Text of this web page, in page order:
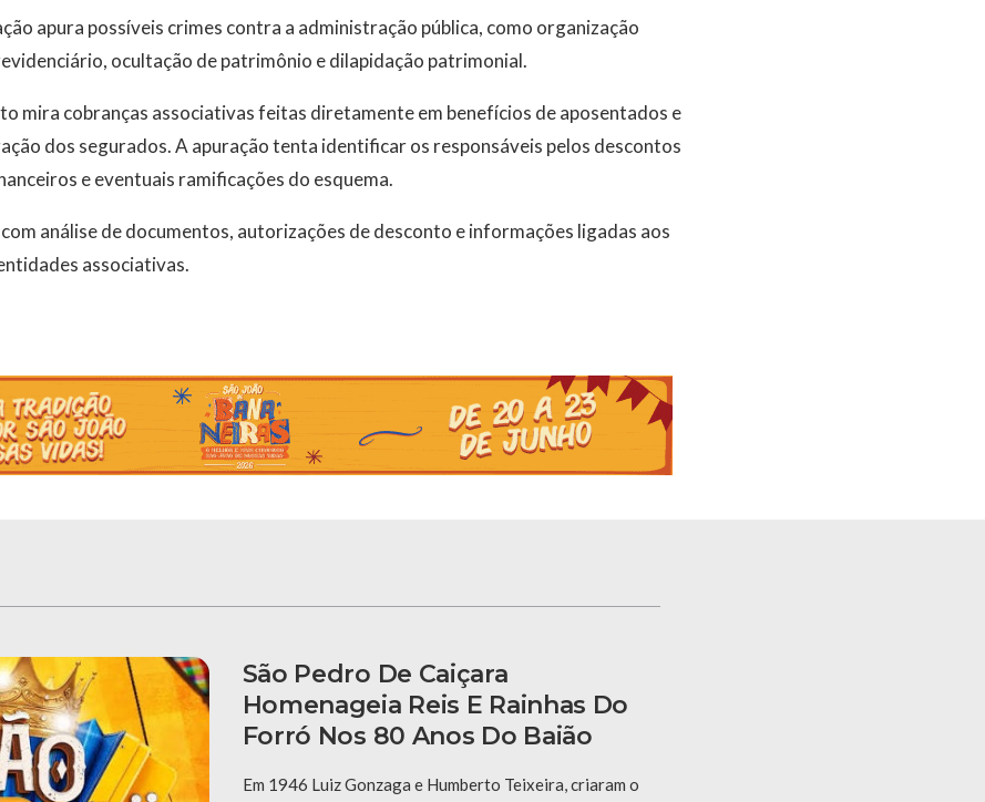
apura possíveis crimes contra a administração pública, como organização
ocultação de patrimônio e dilapidação patrimonial.
mira cobranças associativas feitas diretamente em benefícios de aposentados e
dos segurados. A apuração tenta identificar os responsáveis pelos descontos
e eventuais ramificações do esquema.
análise de documentos, autorizações de desconto e informações ligadas aos
associativas.
São Pedro De Caiçara
Homenageia Reis E Rainhas Do
Forró Nos 80 Anos Do Baião
Em 1946 Luiz Gonzaga e Humberto Teixeira, criaram o